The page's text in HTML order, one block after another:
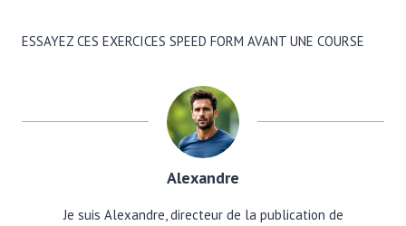
ESSAYEZ CES EXERCICES SPEED FORM AVANT UNE COURSE
Alexandre
Je suis Alexandre, directeur de la publication de